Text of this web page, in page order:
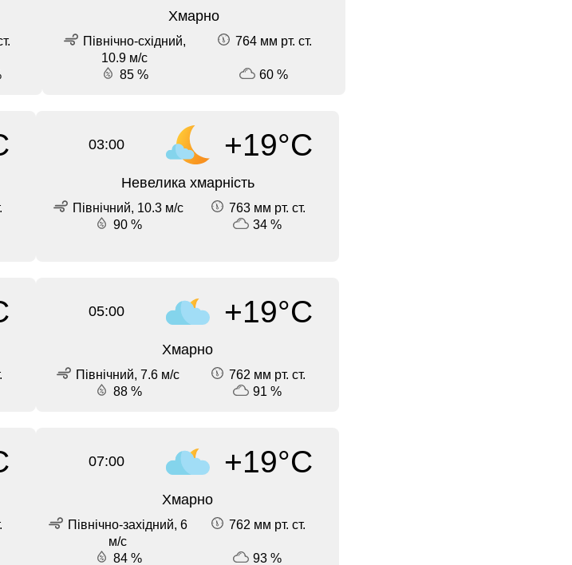
Хмарно
Північно-східний,
10.9 м/с
764 мм рт. ст.
85 % 60 %
03:00 +19°C
Невелика хмарність
Північний, 10.3 м/с
763 мм рт. ст.
90 %
34 %
05:00 +19°C
Хмарно
Північний, 7.6 м/с
762 мм рт. ст.
88 %
91 %
07:00 +19°C
Хмарно
Північно-західний, 6
м/с
762 мм рт. ст.
84 % 93 %